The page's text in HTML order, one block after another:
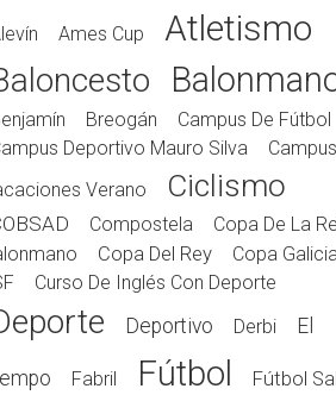
Ames Cup Atletismo
Breogán
Campus De Fútbol
Deportivo Mauro Silva
Campus
Verano
Ciclismo
Compostela
Copa De La
Copa Del Rey
Copa
Curso De Inglés Con Deporte
Deportivo Derbi El
Fabril Fútbol Fútbol